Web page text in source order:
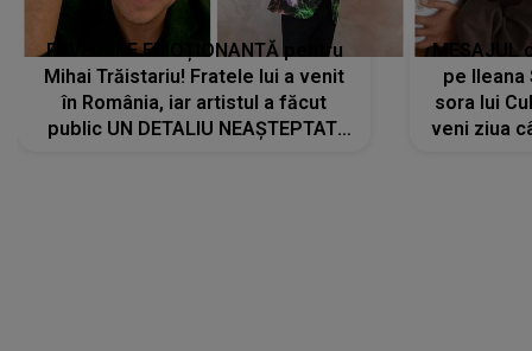
REVEDERE EMOȚIONANTĂ pentru
Mihai Trăistariu! Fratele lui a venit
în România, iar artistul a făcut
public UN DETALIU NEAȘTEPTAT:
MESAJUL
pe Ileana
sora lui
veni ziua